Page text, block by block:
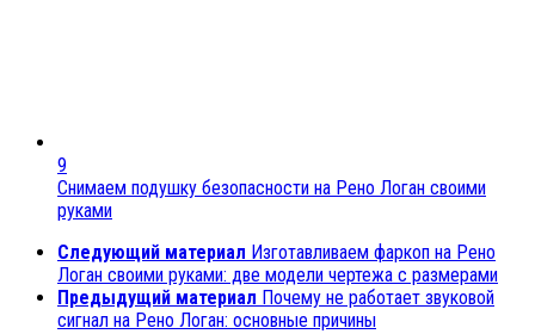
9
Снимаем подушку безопасности на Рено Логан своими
руками
Следующий материал Изготавливаем фаркоп на Рено
Логан своими руками: две модели чертежа с размерами
Предыдущий материал Почему не работает звуковой
сигнал на Рено Логан: основные причины